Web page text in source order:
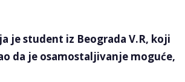
je student iz Beograda V.R, koji
da je osamostaljivanje moguće,